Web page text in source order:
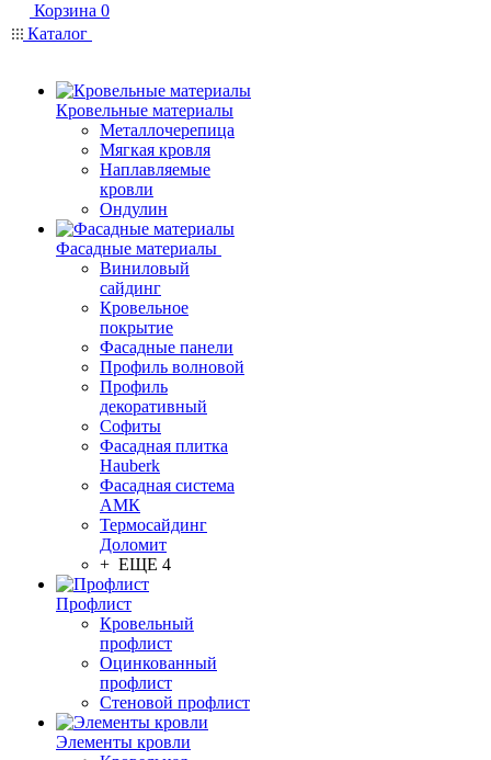
Корзина 0
Каталог
Кровельные материалы
Металлочерепица
Мягкая кровля
Наплавляемые
кровли
Ондулин
Фасадные материалы
Виниловый
сайдинг
Кровельное
покрытие
Фасадные панели
Профиль волновой
Профиль
декоративный
Софиты
Фасадная плитка
Hauberk
Фасадная система
АМК
Термосайдинг
Доломит
+ ЕЩЕ 4
Профлист
Кровельный
профлист
Оцинкованный
профлист
Стеновой профлист
Элементы кровли